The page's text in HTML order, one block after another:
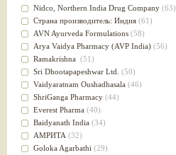
Для тела(39)
для очищения крови(38)
При диабете(38)
Антиоксидант(37)
Для Капха(Кафа) доши
От паразитов(37)
При расстройстве желудка (36)
Успокоительное(36)
Для глаз(34)
от геморроя(34)
Противовоспалительное
Для Питта доши(32)
Nidсo, Northern India Drug Company (63)
Страна производитель: Индия (61)
AVN Ayurveda Formulations (58)
Arya Vaidya Pharmacy (AVP India) (56)
Ramakrishna (51)
Sri Dhootapapeshwar Ltd. (50)
Vaidyaratnam Oushadhasala (46)
ShriGanga Pharmacy (44)
Everest Pharma (40)
Baidyanath India (34)
АМРИТА (32)
Goloka Agarbathi (29)